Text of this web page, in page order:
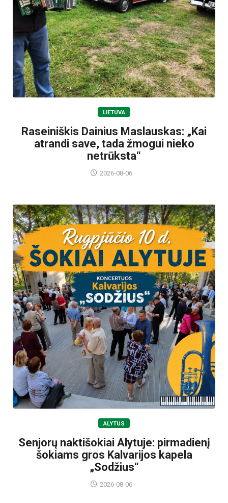
LIETUVA
Raseiniškis Dainius Maslauskas: „Kai
atrandi save, tada žmogui nieko
netrūksta“
2026-08-06
ALYTUS
Senjorų naktišokiai Alytuje: pirmadienį
šokiams gros Kalvarijos kapela
„Sodžius“
2026-08-06